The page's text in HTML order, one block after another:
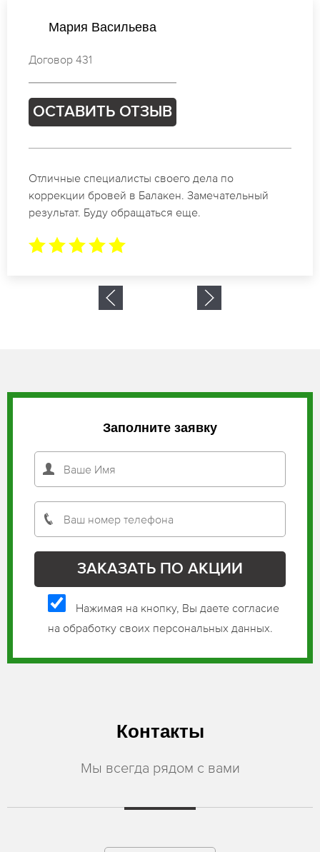
Ксения Иванова
Договор 779
ОСТАВИТЬ ОТЗЫВ
Спасибо огромное. Заказывала татуаж на свадьбу
в Балакен. За 2 часа все было сделано.
Заполните заявку
Нажимая на кнопку, Вы даете согласие
на обработку своих персональных данных.
Контакты
Мы всегда рядом с вами